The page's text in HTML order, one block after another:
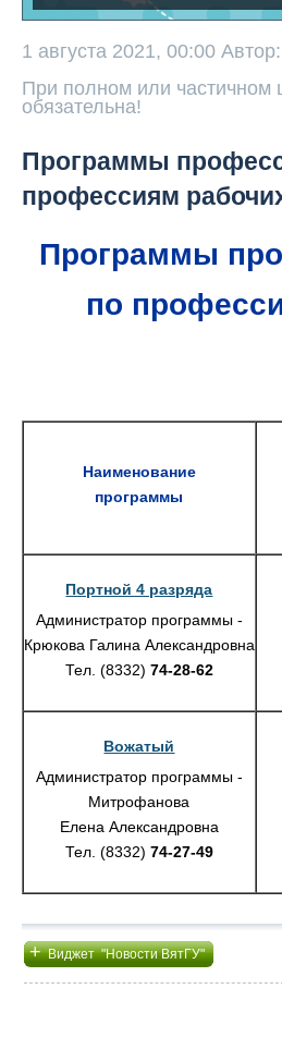
1 августа 2021, 00:00
При полном или частичном
обязательна!
Программы
профессиям
Программы
по
Наименование
программы
Портной 4 разряда
Администратор программы -
Крюкова Галина Александровна
Тел. (8332) 74-28-62
Вожатый
Администратор программы -
Митрофанова
Елена Александровна
Тел. (8332) 74-27-49
+Виджет "Новости ВятГУ"